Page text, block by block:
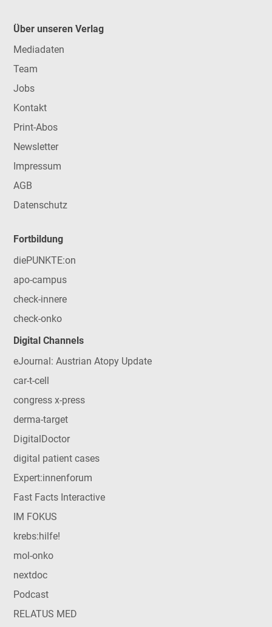
Über unseren Verlag
Mediadaten
Team
Jobs
Kontakt
Print-Abos
Newsletter
Impressum
AGB
Datenschutz
Fortbildung
diePUNKTE:on
apo-campus
check-innere
check-onko
Digital Channels
eJournal: Austrian Atopy Update
car-t-cell
congress x-press
derma-target
DigitalDoctor
digital patient cases
Expert:innenforum
Fast Facts Interactive
IM FOKUS
krebs:hilfe!
mol-onko
nextdoc
Podcast
RELATUS MED